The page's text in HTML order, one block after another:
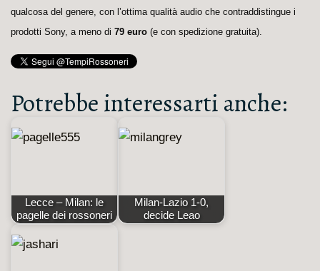
qualcosa del genere, con l’ottima qualità audio che contraddistingue i
prodotti Sony, a meno di 79 euro (e con spedizione gratuita).
Potrebbe interessarti anche:
Lecce – Milan: le
pagelle dei rossoneri
Milan-Lazio 1-0,
decide Leao